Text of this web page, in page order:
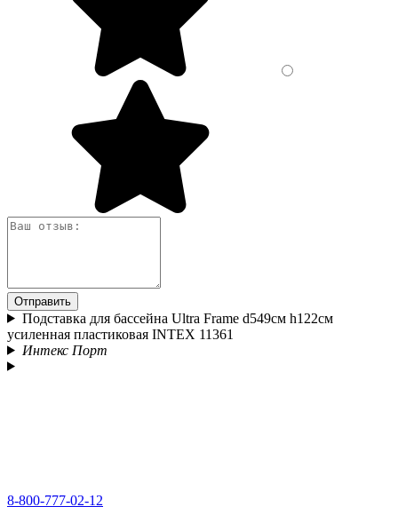
Отправить
Подставка для бассейна Ultra Frame d549см h122см
усиленная пластиковая INTEX 11361
Интекс Порт
8-800-777-02-12